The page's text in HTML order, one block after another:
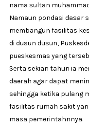
nama sultan
Namaun pondasi dasar
membangun fasilitas
di dusun dusun,
pueskesmas yang
Serta sekian tahun ia
daerah agar dapat
sehingga ketika pulang
fasilitas rumah sakit
masa pemerintahnnya.